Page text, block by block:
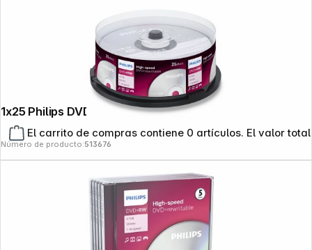
El carrito de compras contiene 0 artículos. El valor
1x25 Philips DVD+RW 4,7GB 4x SP
Número de producto:513676